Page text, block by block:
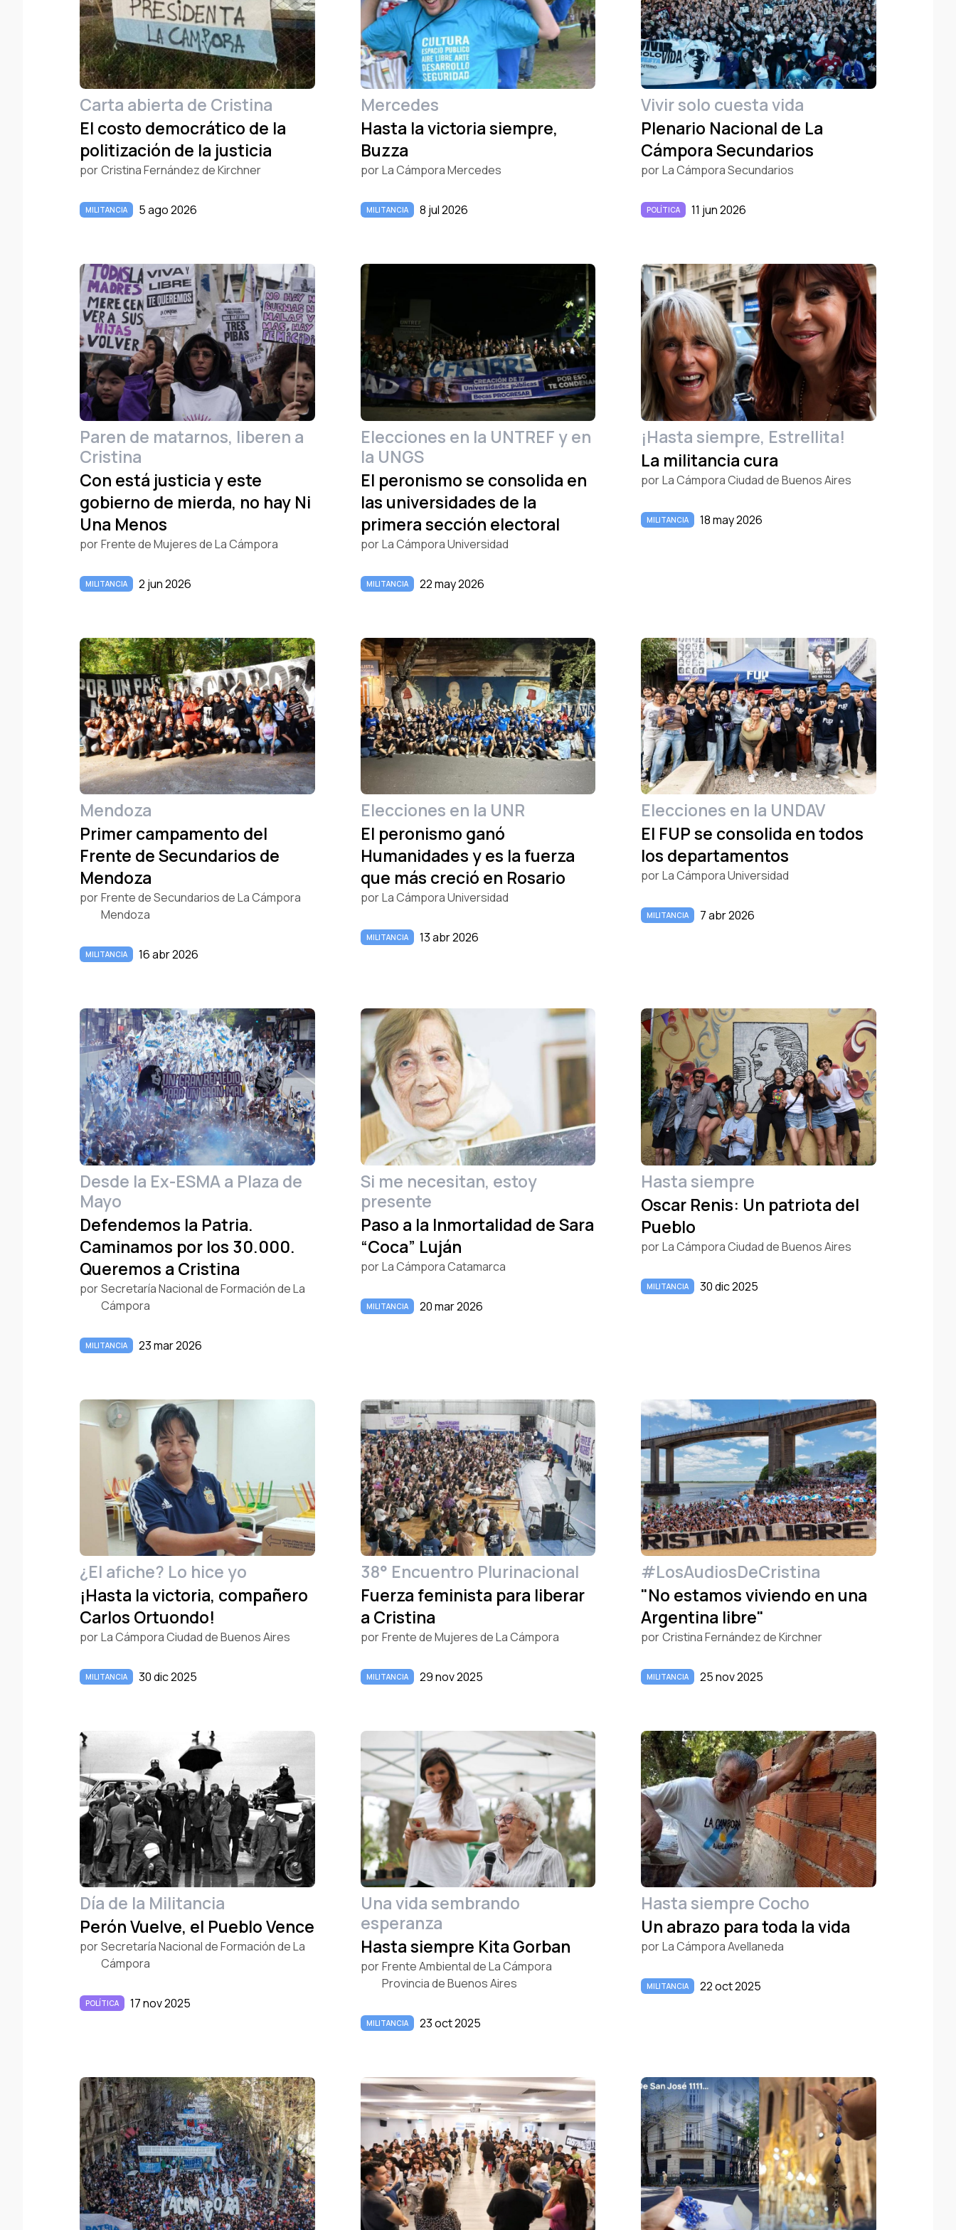
Carta abierta de Cristina
El costo democrático de la
politización de la justicia
porCristina Fernández de Kirchner
MILITANCIA 5 ago 2026
Mercedes
Hasta la victoria siempre,
Buzza
porLa Cámpora Mercedes
MILITANCIA 8 jul 2026
Vivir solo cuesta vida
Plenario Nacional de La
Cámpora Secundarios
porLa Cámpora Secundarios
POLÍTICA 11 jun 2026
Paren de matarnos, liberen a
Cristina
Con está justicia y este
gobierno de mierda, no hay Ni
Una Menos
porFrente de Mujeres de La Cámpora
MILITANCIA 2 jun 2026
Elecciones en la UNTREF y en
la UNGS
El peronismo se consolida en
las universidades de la
primera sección electoral
porLa Cámpora Universidad
MILITANCIA 22 may 2026
¡Hasta siempre, Estrellita!
La militancia cura
porLa Cámpora Ciudad de Buenos Aires
MILITANCIA 18 may 2026
Mendoza
Primer campamento del
Frente de Secundarios de
Mendoza
porFrente de Secundarios de La Cámpora
Mendoza
MILITANCIA 16 abr 2026
Elecciones en la UNR
El peronismo ganó
Humanidades y es la fuerza
que más creció en Rosario
porLa Cámpora Universidad
MILITANCIA 13 abr 2026
Elecciones en la UNDAV
El FUP se consolida en todos
los departamentos
porLa Cámpora Universidad
MILITANCIA 7 abr 2026
Desde la Ex-ESMA a Plaza de
Mayo
Defendemos la Patria.
Caminamos por los 30.000.
Queremos a Cristina
porSecretaría Nacional de Formación de La
Cámpora
MILITANCIA 23 mar 2026
Si me necesitan, estoy
presente
Paso a la Inmortalidad de Sara
“Coca” Luján
porLa Cámpora Catamarca
MILITANCIA 20 mar 2026
Hasta siempre
Oscar Renis: Un patriota del
Pueblo
porLa Cámpora Ciudad de Buenos Aires
MILITANCIA 30 dic 2025
¿El afiche? Lo hice yo
¡Hasta la victoria, compañero
Carlos Ortuondo!
porLa Cámpora Ciudad de Buenos Aires
MILITANCIA 30 dic 2025
38° Encuentro Plurinacional
Fuerza feminista para liberar
a Cristina
porFrente de Mujeres de La Cámpora
MILITANCIA 29 nov 2025
#LosAudiosDeCristina
"No estamos viviendo en una
Argentina libre"
porCristina Fernández de Kirchner
MILITANCIA 25 nov 2025
Día de la Militancia
Perón Vuelve, el Pueblo Vence
porSecretaría Nacional de Formación de La
Cámpora
POLÍTICA 17 nov 2025
Una vida sembrando
esperanza
Hasta siempre Kita Gorban
porFrente Ambiental de La Cámpora
Provincia de Buenos Aires
MILITANCIA 23 oct 2025
Hasta siempre Cocho
Un abrazo para toda la vida
porLa Cámpora Avellaneda
MILITANCIA 22 oct 2025